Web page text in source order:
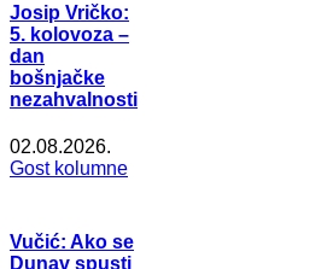
Josip Vričko:
5. kolovoza –
dan
bošnjačke
nezahvalnosti
02.08.2026.
Gost kolumne
Vučić: Ako se
Dunav spusti